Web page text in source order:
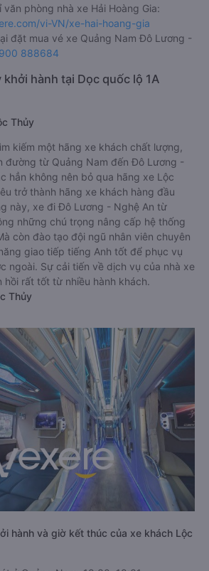
văn phòng nhà xe Hải Hoàng Gia:
vi-VN/xe-hai-hoang-gia
đặt mua vé xe Quảng Nam Đô Lương -
888684
khởi hành tại Dọc quốc lộ 1A
Thủy
kiếm một hãng xe khách chất lượng,
đường từ Quảng Nam đến Đô Lương -
hẳn không nên bỏ qua hãng xe Lộc
trở thành hãng xe khách hàng đầu
này, xe đi Đô Lương - Nghệ An từ
những chú trọng nâng cấp hệ thống
còn đào tạo đội ngũ nhân viên chuyên
giao tiếp tiếng Anh tốt để phục vụ
ngoài. Sự cải tiến về dịch vụ của nhà xe
hồi rất tốt từ nhiều hành khách.
Thủy
hành và giờ kết thúc của xe khách Lộc